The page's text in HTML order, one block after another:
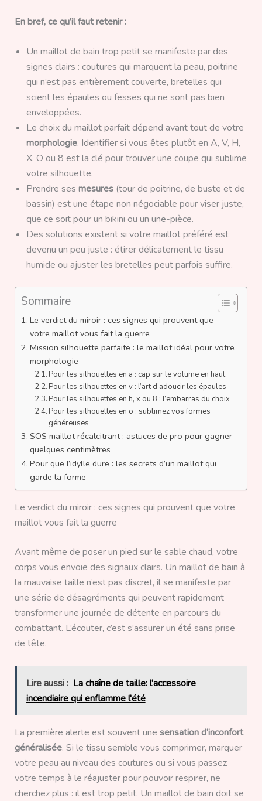
En bref, ce qu’il faut retenir :
Un maillot de bain trop petit se manifeste par des
signes clairs : coutures qui marquent la peau, poitrine
qui n’est pas entièrement couverte, bretelles qui
scient les épaules ou fesses qui ne sont pas bien
enveloppées.
Le choix du maillot parfait dépend avant tout de votre
morphologie. Identifier si vous êtes plutôt en A, V, H,
X, O ou 8 est la clé pour trouver une coupe qui sublime
votre silhouette.
Prendre ses mesures(tour de poitrine, de buste et de
bassin) est une étape non négociable pour viser juste,
que ce soit pour un bikini ou un une-pièce.
Des solutions existent si votre maillot préféré est
devenu un peu juste : étirer délicatement le tissu
humide ou ajuster les bretelles peut parfois suffire.
Sommaire
Le verdict du miroir : ces signes qui prouvent que
votre maillot vous fait la guerre
Mission silhouette parfaite : le maillot idéal pour votre
morphologie
Pour les silhouettes en a : cap sur le volume en haut
Pour les silhouettes en v : l’art d’adoucir les épaules
Pour les silhouettes en h, x ou 8 : l’embarras du choix
Pour les silhouettes en o : sublimez vos formes
généreuses
SOS maillot récalcitrant : astuces de pro pour gagner
quelques centimètres
Pour que l’idylle dure : les secrets d’un maillot qui
garde la forme
Le verdict du miroir : ces signes qui prouvent que votre
maillot vous fait la guerre
Avant même de poser un pied sur le sable chaud, votre
corps vous envoie des signaux clairs. Un maillot de bain à
la mauvaise taille n’est pas discret, il se manifeste par
une série de désagréments qui peuvent rapidement
transformer une journée de détente en parcours du
combattant. L’écouter, c’est s’assurer un été sans prise
de tête.
Lire aussi : La chaîne de taille: l'accessoire
incendiaire qui enflamme l'été
La première alerte est souvent une sensation d’inconfort
généralisée. Si le tissu semble vous comprimer, marquer
votre peau au niveau des coutures ou si vous passez
votre temps à le réajuster pour pouvoir respirer, ne
cherchez plus : il est trop petit. Un maillot de bain doit se